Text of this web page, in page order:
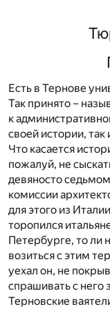
Есть в Тернове
Так принято –
к
своей истории,
Что касается
пожалуй, не
девяносто
комиссии
для этого из
торопился
Петербурге, то ли
возиться с этим
уехал он, не
спрашивать с него
Терновские